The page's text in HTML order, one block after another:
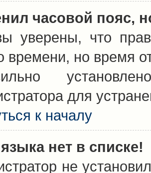
часовой пояс,
уверены, что
времени, но время
для
к началу
нет в списке!
не